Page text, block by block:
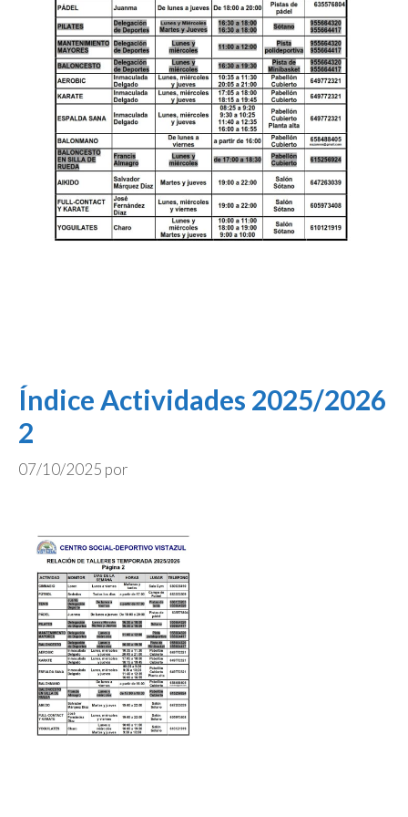
Índice Actividades 2025/2026
2
07/10/2025 por